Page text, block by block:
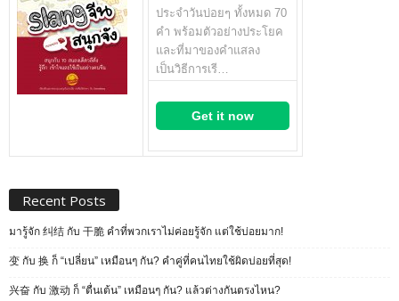
ประจำวันบ่อยๆ ทั้งหมด 70
คำ พร้อมตัวอย่างประโยค
และที่มาของคำแสลง
เป็นวิธีการเรี…
Get it now
Recent Posts
มารู้จัก 纠结 กับ 干脆 คำที่พวกเราไม่ค่อยรู้จัก แต่ใช้บ่อยมาก!
变 กับ 换 ก็ “เปลี่ยน” เหมือนๆ กัน? คำคู่ที่คนไทยใช้ผิดบ่อยที่สุด!
兴奋 กับ 激动 ก็ “ตื่นเต้น” เหมือนๆ กัน? แล้วต่างกันตรงไหน?